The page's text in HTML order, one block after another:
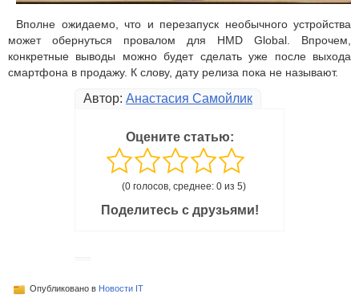
Вполне ожидаемо, что и перезапуск необычного устройства
может обернуться провалом для HMD Global. Впрочем,
конкретные выводы можно будет сделать уже после выхода
смартфона в продажу. К слову, дату релиза пока не называют.
Автор: Анастасия Самойлик
Оцените статью:
(0 голосов, среднее: 0 из 5)
Поделитесь с друзьями!
Опубликовано в Новости IT